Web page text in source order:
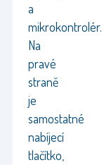
a
mikrokontrolér.
Na
pravé
straně
je
samostatné
nabíjecí
tlačítko,